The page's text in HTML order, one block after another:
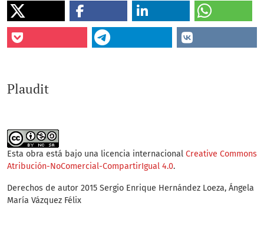
Plaudit
Esta obra está bajo una licencia internacional Creative Commons
Atribución-NoComercial-CompartirIgual 4.0.
Derechos de autor 2015 Sergio Enrique Hernández Loeza, Ángela
María Vázquez Félix